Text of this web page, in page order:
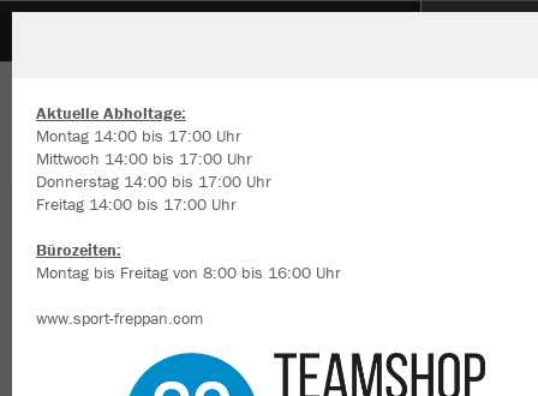
Aktuelle Abholtage:
Montag 14:00 bis 17:00 Uhr
Mittwoch 14:00 bis 17:00 Uhr
Donnerstag 14:00 bis 17:00 Uhr
Freitag 14:00 bis 17:00 Uhr
Bürozeiten:
Montag bis Freitag von 8:00 bis 16:00 Uhr
www.sport-freppan.com
Wir verwenden Cookies
Inhalte anzeigen und unsere Website verbessern. Weitere
zu den Cookies findest Du in den Einstellungen.
Alle ablehnen